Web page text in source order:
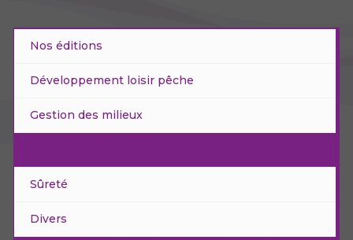
Nos éditions
Développement loisir pêche
Gestion des milieux
Sûreté
Divers